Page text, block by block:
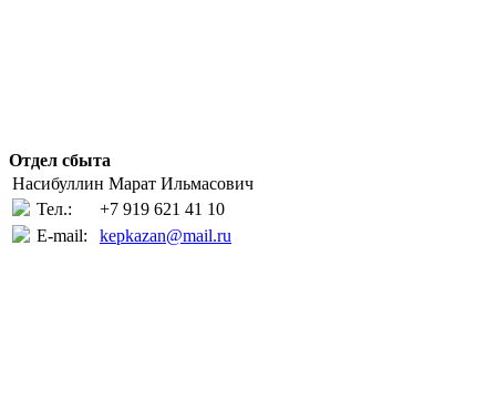
Отдел сбыта
Насибуллин Марат Ильмасович
Тел.:
+7 919 621 41 10
E-mail:
kepkazan@mail.ru